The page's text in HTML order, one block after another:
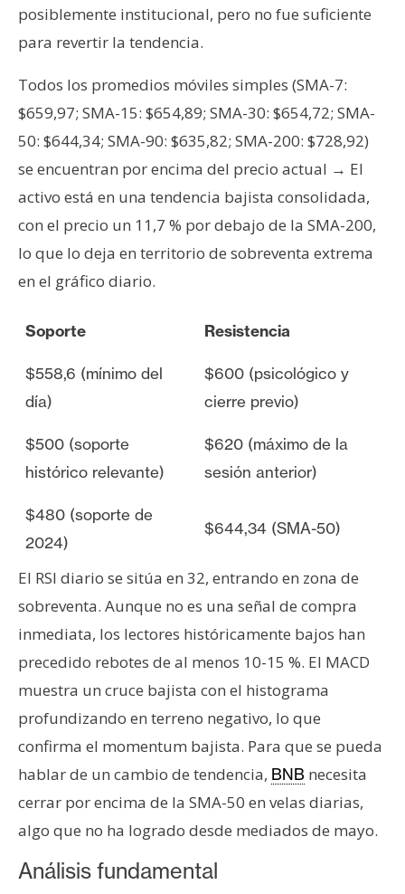
posiblemente institucional, pero no fue suficiente
para revertir la tendencia.
Todos los promedios móviles simples (SMA-7:
$659,97; SMA-15: $654,89; SMA-30: $654,72; SMA-
50: $644,34; SMA-90: $635,82; SMA-200: $728,92)
se encuentran por encima del precio actual → El
activo está en una tendencia bajista consolidada,
con el precio un 11,7 % por debajo de la SMA-200,
lo que lo deja en territorio de sobreventa extrema
en el gráfico diario.
Soporte Resistencia
$558,6 (mínimo del
día)
$600 (psicológico y
cierre previo)
$500 (soporte
histórico relevante)
$620 (máximo de la
sesión anterior)
$480 (soporte de
2024)
$644,34 (SMA-50)
El RSI diario se sitúa en 32, entrando en zona de
sobreventa. Aunque no es una señal de compra
inmediata, los lectores históricamente bajos han
precedido rebotes de al menos 10-15 %. El MACD
muestra un cruce bajista con el histograma
profundizando en terreno negativo, lo que
confirma el momentum bajista. Para que se pueda
hablar de un cambio de tendencia, BNB necesita
cerrar por encima de la SMA-50 en velas diarias,
algo que no ha logrado desde mediados de mayo.
Análisis fundamental